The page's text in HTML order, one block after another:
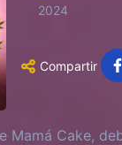
2024
Compartir
Mamá Cake,